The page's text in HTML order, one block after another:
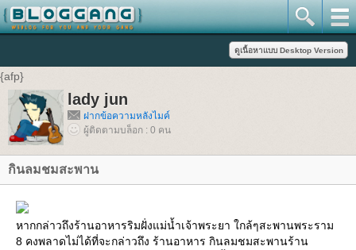
{afp}
lady jun
ฝากข้อความหลังไมค์
ผู้ติดตามบล็อก : 0 คน
กินลมชมสะพาน
หากกล่าวถึงร้านอาหารริมฝั่งแม่น้ำเจ้าพระยา ใกล้ๆสะพานพระราม
8 คงพลาดไม่ได้ที่จะกล่าวถึง ร้านอาหาร กินลมชมสะพานร้าน